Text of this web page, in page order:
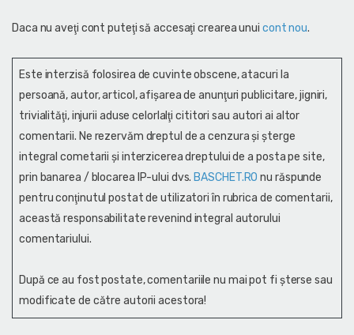
Daca nu aveţi cont puteţi să accesaţi crearea unui cont nou.
Este interzisă folosirea de cuvinte obscene, atacuri la
persoană, autor, articol, afişarea de anunţuri publicitare, jigniri,
trivialităţi, injurii aduse celorlalţi cititori sau autori ai altor
comentarii. Ne rezervăm dreptul de a cenzura și şterge
integral cometarii și interzicerea dreptului de a posta pe site,
prin banarea / blocarea IP-ului dvs. BASCHET.RO nu răspunde
pentru conţinutul postat de utilizatori în rubrica de comentarii,
această responsabilitate revenind integral autorului
comentariului.
După ce au fost postate, comentariile nu mai pot fi șterse sau
modificate de către autorii acestora!